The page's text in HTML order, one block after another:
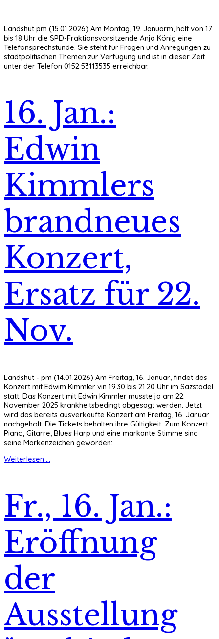
Landshut pm (15.01.2026) Am Montag, 19. Januarm, hält von 17
bis 18 Uhr die SPD-Fraktionsvorsitzende Anja König eine
Telefonsprechstunde. Sie steht für Fragen und Anregungen zu
stadtpolitischen Themen zur Verfügung und ist in dieser Zeit
unter der Telefon 0152 53113535 erreichbar.
16. Jan.:
Edwin
Kimmlers
brandneues
Konzert,
Ersatz für 22.
Nov.
Landshut - pm (14.01.2026) Am Freitag, 16. Januar, findet das
Konzert mit Edwim Kimmler vin 19.30 bis 21.20 Uhr im Sazstadel
statt. Das Konzert mit Edwin Kimmler musste ja am 22.
November 2025 krankheitsbedingt abgesagt werden. Jetzt
wird das bereits ausverkaufte Konzert am Freitag, 16. Januar
nachgeholt. Die Tickets behalten ihre Gültigkeit. Zum Konzert:
Piano, Gitarre, Blues Harp und eine markante Stimme sind
seine Markenzeichen geworden:
Weiterlesen ...
Fr., 16. Jan.:
Eröffnung
der
Ausstellung